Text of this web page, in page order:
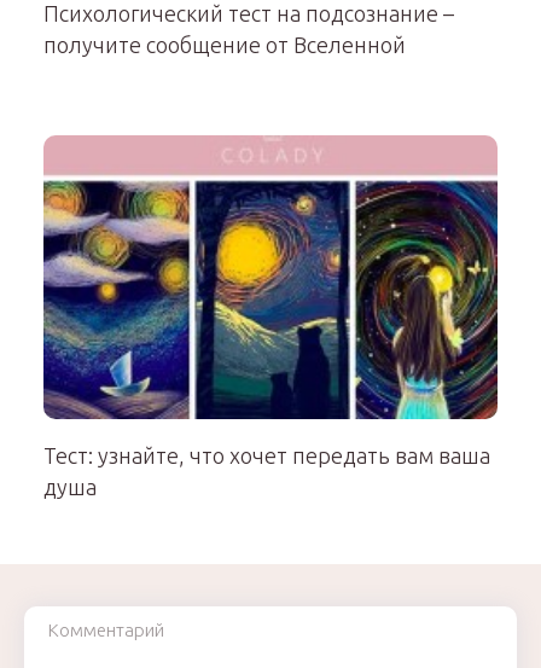
Психологический тест на подсознание –
получите сообщение от Вселенной
Тест: узнайте, что хочет передать вам ваша
душа
Комментарий